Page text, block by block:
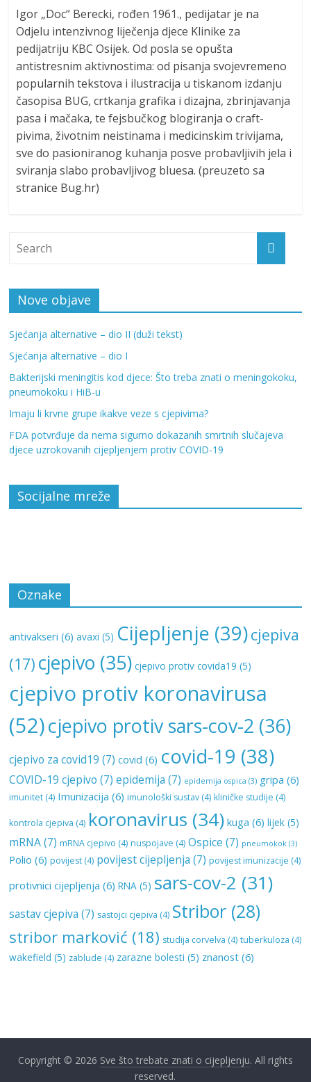
Igor „Doc“ Berecki, rođen 1961., pedijatar je na
Odjelu intenzivnog liječenja djece Klinike za
pedijatriju KBC Osijek. Od posla se opušta
antistresnim aktivnostima: od pisanja svojevremeno
popularnih tekstova i ilustracija u tiskanom izdanju
časopisa BUG, crtkanja grafika i dizajna, zbrinjavanja
pasa i mačaka, te fejsbučkog blogiranja o craft-
pivima, životnim neistinama i medicinskim trivijama,
sve do pasioniranog kuhanja posve probavljivih jela i
sviranja slabo probavljivog bluesa. (preuzeto sa
stranice Bug.hr)
Nove objave
Sjećanja alternative – dio II (duži tekst)
Sjećanja alternative – dio I
Bakterijski meningitis kod djece: Što treba znati o meningokoku,
pneumokoku i HiB-u
Imaju li krvne grupe ikakve veze s cjepivima?
FDA potvrđuje da nema sigurno dokazanih smrtnih slučajeva
djece uzrokovanih cijepljenjem protiv COVID-19
Socijalne mreže
Oznake
antivakseri (6) avaxi (5) Cijepljenje (39)cjepiva
(17) cjepivo (35) cjepivo protiv covida19 (5)
cjepivo protiv koronavirusa
(52)cjepivo protiv sars-cov-2 (36)
cjepivo za covid19 (7) covid (6) covid-19 (38)
COVID-19 cjepivo (7) epidemija (7) epidemija ospica (3) gripa (6)
imunitet (4) Imunizacija (6) imunološki sustav (4) kliničke studije (4)
kontrola cjepiva (4) koronavirus (34) kuga (6) lijek (5)
mRNA(7) mRNA cjepivo (4) nuspojave (4) Ospice (7) pneumokok (3)
Polio (6) povijest (4) povijest cijepljenja (7) povijest imunizacije (4)
protivnici cijepljenja (6) RNA (5) sars-cov-2 (31)
sastav cjepiva (7) sastojci cjepiva (4) Stribor (28)
stribor marković (18) studija corvelva (4) tuberkuloza (4)
wakefield (5) zablude (4) zarazne bolesti (5) znanost (6)
Copyright © 2026 Sve što trebate znati o cijepljenju. All rights
reserved.